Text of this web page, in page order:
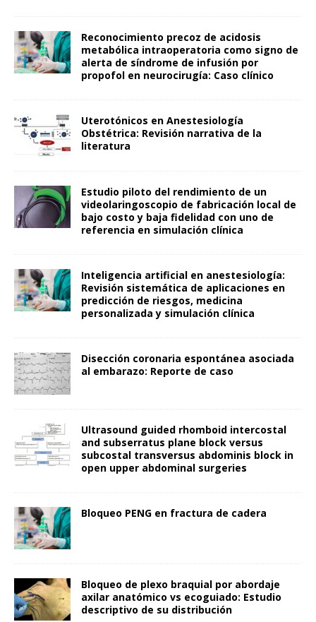
Reconocimiento precoz de acidosis
metabólica intraoperatoria como signo de
alerta de síndrome de infusión por
propofol en neurocirugía: Caso clínico
Uterotónicos en Anestesiología
Obstétrica: Revisión narrativa de la
literatura
Estudio piloto del rendimiento de un
videolaringoscopio de fabricación local de
bajo costo y baja fidelidad con uno de
referencia en simulación clínica
Inteligencia artificial en anestesiología:
Revisión sistemática de aplicaciones en
predicción de riesgos, medicina
personalizada y simulación clínica
Disección coronaria espontánea asociada
al embarazo: Reporte de caso
Ultrasound guided rhomboid intercostal
and subserratus plane block versus
subcostal transversus abdominis block in
open upper abdominal surgeries
Bloqueo PENG en fractura de cadera
Bloqueo de plexo braquial por abordaje
axilar anatómico vs ecoguiado: Estudio
descriptivo de su distribución